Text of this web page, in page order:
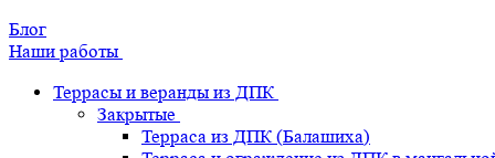
Блог
Наши работы
Террасы и веранды из ДПК
Закрытые
Терраса из ДПК (Балашиха)